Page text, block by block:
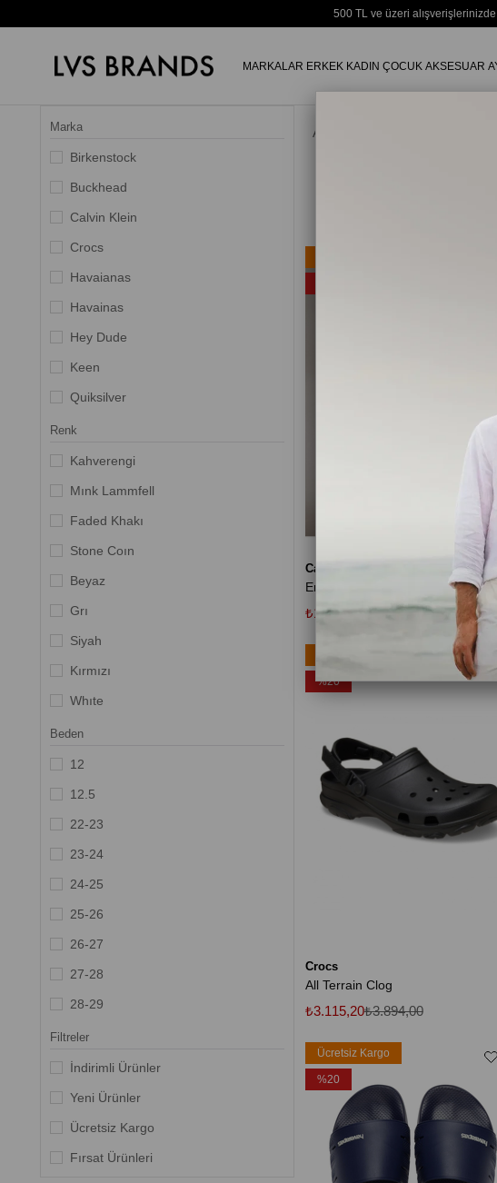
500 TL ve üzeri
MARKALAR ERKEK KADIN ÇOCUK AKSESUAR
Marka
Birkenstock
Buckhead
Calvin Klein
Crocs
Havaianas
Havainas
Hey Dude
Keen
Quiksilver
Reef
Rider
Salomon
The North Face
Tommy Hilfiger
Twigy
Renk
Kahverengi
Mınk Lammfell
Faded Khakı
Stone Coın
Beyaz
Grı
Siyah
Kırmızı
Whıte
Çok Renkli
Stone Coin
Krem-Yeşil
Charcoal/Ocean
Stucco-Melon
Yeşil
Beden
12
12.5
22-23
23-24
24-25
25-26
26-27
27-28
28-29
29-30
30-31
31 - 32
32-33
33-34
Filtreler
İndirimli Ürünler
Yeni Ürünler
Ücretsiz Kargo
Fırsat Ürünleri
Anasayfa
Calvin Klein
₺1.962,35₺3.019,00
Crocs
All Terrain Clog
₺3.115,20₺3.894,00
%20
Ücretsiz Kargo
%20